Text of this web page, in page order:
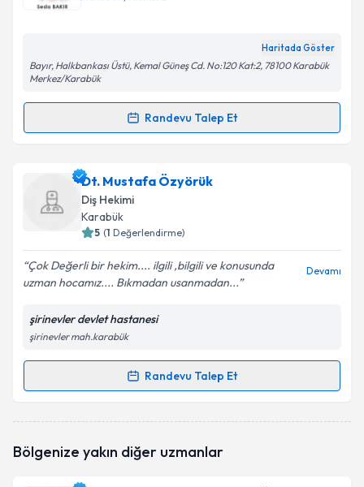
Haritada Göster
Bayır, Halkbankası Üstü, Kemal Güneş Cd. No:120 Kat:2, 78100 Karabük
Merkez/Karabük
Randevu Talep Et
Randevu Takvimi Talebi
Dt. Seda Bakıriçin randevu takvimi talebi oluşturun.
Size bu uzmandan randevu almanız için bir takvim
hazırlandığında e-posta ile bilgilendireceğiz.
Kişisel verilerimin işlenmesine ilişkin
Metni'ni okudum ve kişisel verilerimin belirtilen
kapsamda işlenmesini kabul ediyorum.
Dt. Mustafa Özyörük
Diş Hekimi
Karabük
5 (1 Değerlendirme)
Çok Değerli bir hekim.... ilgili ,bilgili ve konusunda
uzman hocamız.... Bıkmadan usanmadan...
Devamı
şirinevler devlet hastanesi
şirinevler mah.karabük
Randevu Talep Et
Randevu Takvimi Talebi
oluşturun. Size bu uzmandan randevu almanız için bir
Bölgenize yakın diğer uzmanlar